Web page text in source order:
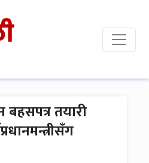
तयारी